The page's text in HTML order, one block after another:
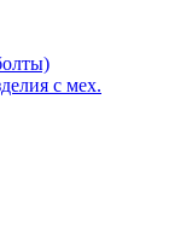
с мех.